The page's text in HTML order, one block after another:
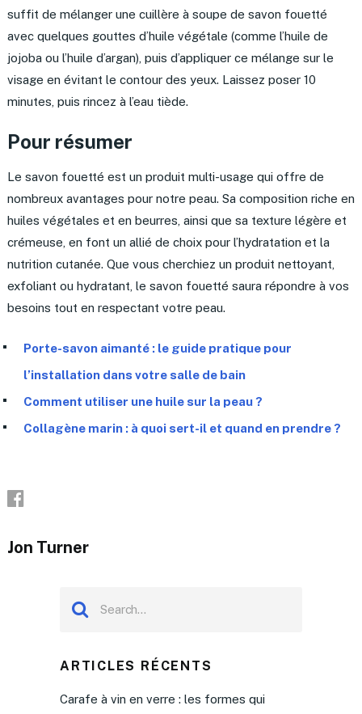
suffit de mélanger une cuillère à soupe de savon fouetté
avec quelques gouttes d’huile végétale (comme l’huile de
jojoba ou l’huile d’argan), puis d’appliquer ce mélange sur le
visage en évitant le contour des yeux. Laissez poser 10
minutes, puis rincez à l’eau tiède.
Pour résumer
Le savon fouetté est un produit multi-usage qui offre de
nombreux avantages pour notre peau. Sa composition riche en
huiles végétales et en beurres, ainsi que sa texture légère et
crémeuse, en font un allié de choix pour l’hydratation et la
nutrition cutanée. Que vous cherchiez un produit nettoyant,
exfoliant ou hydratant, le savon fouetté saura répondre à vos
besoins tout en respectant votre peau.
Porte-savon aimanté : le guide pratique pour
l’installation dans votre salle de bain
Comment utiliser une huile sur la peau ?
Collagène marin : à quoi sert-il et quand en prendre ?
Jon Turner
ARTICLES RÉCENTS
Carafe à vin en verre : les formes qui